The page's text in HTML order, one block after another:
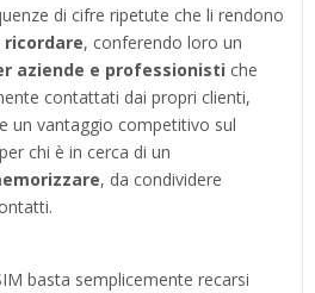
di cifre ripetute che li rendono
, conferendo loro un
aziende e professionisti che
contattati dai propri clienti,
un vantaggio competitivo sul
chi è in cerca di un
, da condividere
basta semplicemente recarsi